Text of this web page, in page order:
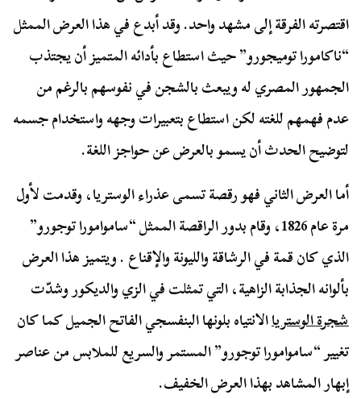
اقتصرته الفرقة إلى مشهد واحد. وقد أبدع في هذا العرض الممثل
“ناكامورا توميجورو” حيث استطاع بأدائه المتميز أن يجتذب
الجمهور المصري له ويبعث بالشجن في نفوسهم بالرغم من
عدم فهمهم للغته لكن استطاع بتعبيرات وجهه واستخدام جسمه
لتوضيح الحدث أن يسمو بالعرض عن حواجز اللغة.
أما العرض الثاني فهو رقصة تسمى عذراء الوستريا، وقدمت لأول
مرة عام 1826، وقام بدور الراقصة الممثل “ساموامورا توجورو”
الذي كان قمة في الرشاقة والليونة والإقناع . ويتميز هذا العرض
بألوانه الجذابة الزاهية، التي تمثلت في الزي والديكور وشدّت
شجرة الوسترياالانتياه بلونها البنفسجي الفاتح الجميل كما كان
تغيير “ساموامورا توجورو” المستمر والسريع للملابس من عناصر
إبهار المشاهد بهذا العرض الخفيف.